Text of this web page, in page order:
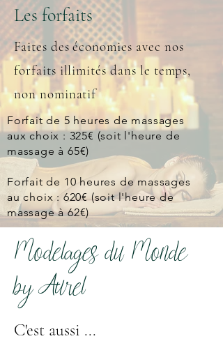
Les forfaits
Faites des économies avec nos
forfaits illimités dans le temps,
non nominatif
Forfait de 5 heures de massages
aux choix : 325€ (soit l'heure de
massage à 65€)
Forfait de 10 heures de massages
au choix : 620€ (soit l'heure de
massage à 62€)
Modelages du Monde
by Aurel
C'est aussi ...